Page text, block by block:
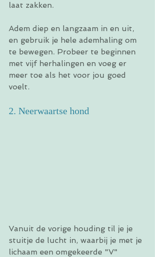
laat zakken.
Adem diep en langzaam in en uit,
en gebruik je hele ademhaling om
te bewegen. Probeer te beginnen
met vijf herhalingen en voeg er
meer toe als het voor jou goed
voelt.
2. Neerwaartse hond
Vanuit de vorige houding til je je
stuitje de lucht in, waarbij je met je
lichaam een omgekeerde "V"